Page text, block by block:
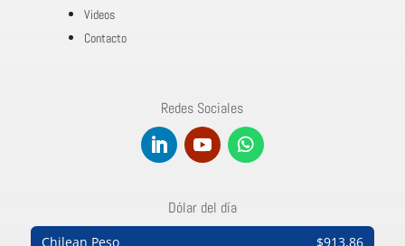
Videos
Contacto
Redes Sociales
Dólar del día
Chilean Peso $913,86